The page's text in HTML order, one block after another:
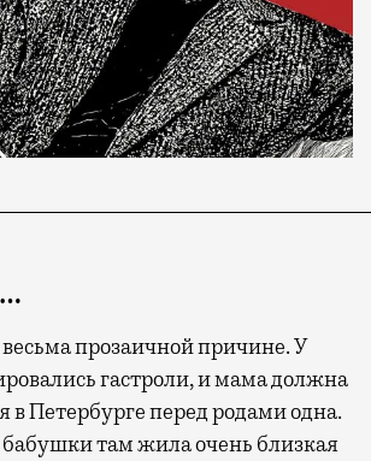
прозаичной причине. У
гастроли, и мама должна
в Петербурге перед родами одна.
бабушки там жила очень близкая